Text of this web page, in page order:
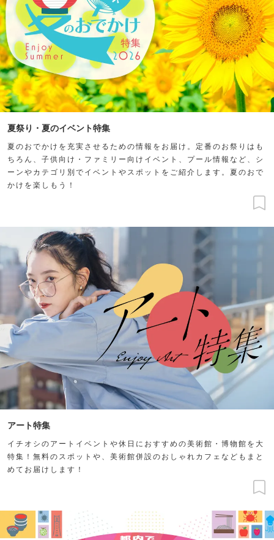
夏祭り・夏のイベント特集
夏のおでかけを充実させるための情報をお届け。定番のお祭りはも
ちろん、子供向け・ファミリー向けイベント、プール情報など、シ
ーンやカテゴリ別でイベントやスポットをご紹介します。夏のおで
かけを楽しもう！
アート特集
イチオシのアートイベントや休日におすすめの美術館・博物館を大
特集！無料のスポットや、美術館併設のおしゃれカフェなどもまと
めてお届けします！